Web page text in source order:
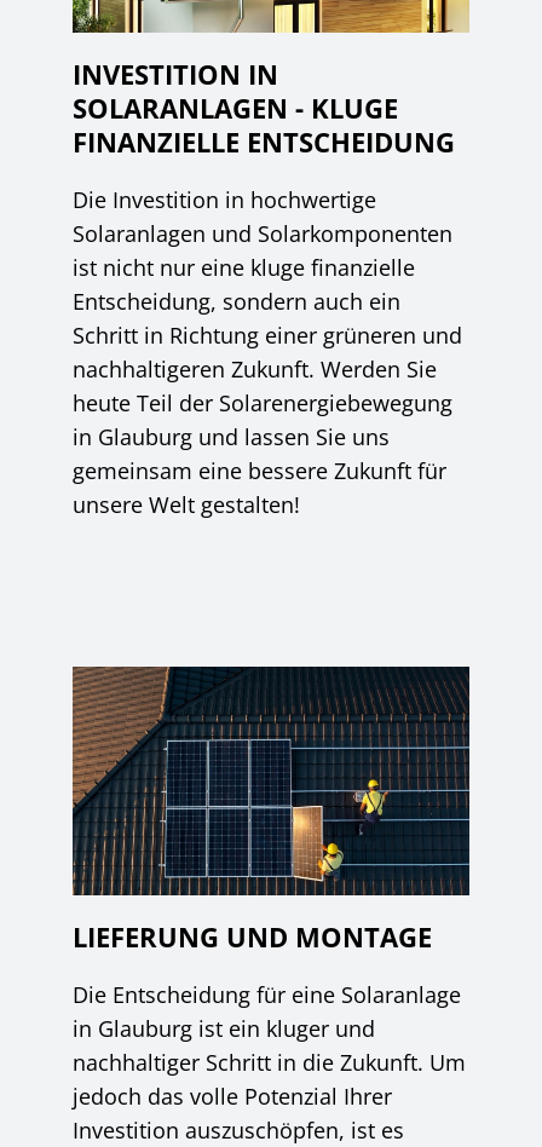
INVESTITION IN
SOLARANLAGEN - KLUGE
FINANZIELLE ENTSCHEIDUNG
Die Investition in hochwertige
Solaranlagen und Solarkomponenten
ist nicht nur eine kluge finanzielle
Entscheidung, sondern auch ein
Schritt in Richtung einer grüneren und
nachhaltigeren Zukunft. Werden Sie
heute Teil der Solarenergiebewegung
in Glauburg und lassen Sie uns
gemeinsam eine bessere Zukunft für
unsere Welt gestalten!
LIEFERUNG UND MONTAGE
Die Entscheidung für eine Solaranlage
in Glauburg ist ein kluger und
nachhaltiger Schritt in die Zukunft. Um
jedoch das volle Potenzial Ihrer
Investition auszuschöpfen, ist es